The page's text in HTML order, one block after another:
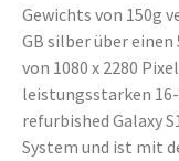
Gewichts von 150g
GB silber über
von 1080 x 2280
leistungsstarken
refurbished Galaxy
System und ist mit